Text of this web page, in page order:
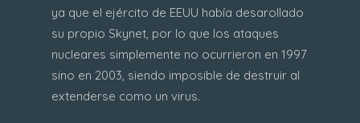
ya que el ejército de EEUU había desarollado
su propio Skynet, por lo que los ataques
nucleares simplemente no ocurrieron en 1997
sino en 2003, siendo imposible de destruir al
extenderse como un virus.